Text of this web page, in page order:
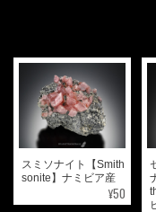
スミソナイト【Smith
sonite】ナミビア産
¥50